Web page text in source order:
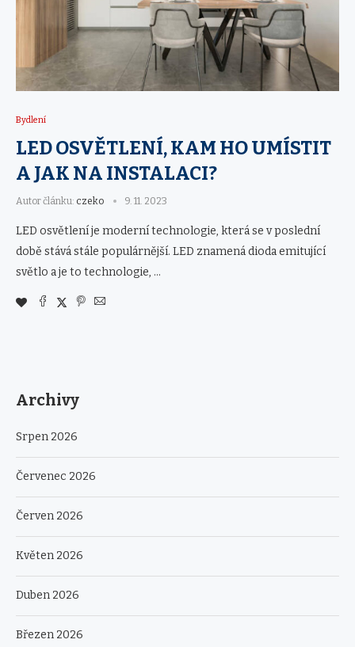
Bydlení
LED OSVĚTLENÍ, KAM HO UMÍSTIT
A JAK NA INSTALACI?
Autor článku: czeko 9. 11. 2023
LED osvětlení je moderní technologie, která se v poslední
době stává stále populárnější. LED znamená dioda emitující
světlo a je to technologie, …
Archivy
Srpen 2026
Červenec 2026
Červen 2026
Květen 2026
Duben 2026
Březen 2026